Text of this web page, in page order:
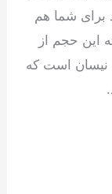
برای شما هم
این حجم از
نیسان است که